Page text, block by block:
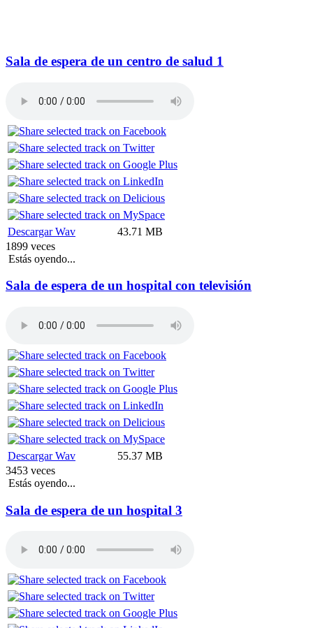
Sala de espera de un centro de salud 1
Descargar Wav
43.71 MB
1899 veces
Estás oyendo...
Sala de espera de un hospital con televisión
Descargar Wav
55.37 MB
3453 veces
Estás oyendo...
Sala de espera de un hospital 3